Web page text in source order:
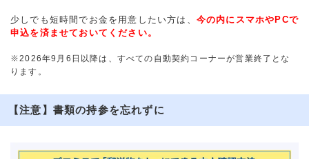
少しでも短時間でお金を用意したい方は、 今の内にスマホやPCで
申込を済ませておいてください。
※2026年9月6日以降は、すべての自動契約コーナーが営業終了とな
ります。
【注意】書類の持参を忘れずに